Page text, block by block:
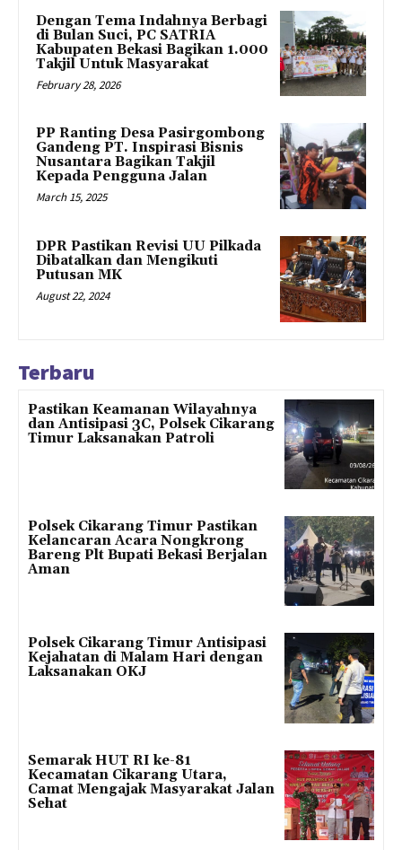
Dengan Tema Indahnya Berbagi
di Bulan Suci, PC SATRIA
Kabupaten Bekasi Bagikan 1.000
Takjil Untuk Masyarakat
February 28, 2026
PP Ranting Desa Pasirgombong
Gandeng PT. Inspirasi Bisnis
Nusantara Bagikan Takjil
Kepada Pengguna Jalan
March 15, 2025
DPR Pastikan Revisi UU Pilkada
Dibatalkan dan Mengikuti
Putusan MK
August 22, 2024
Terbaru
Pastikan Keamanan Wilayahnya
dan Antisipasi 3C, Polsek Cikarang
Timur Laksanakan Patroli
Polsek Cikarang Timur Pastikan
Kelancaran Acara Nongkrong
Bareng Plt Bupati Bekasi Berjalan
Aman
Polsek Cikarang Timur Antisipasi
Kejahatan di Malam Hari dengan
Laksanakan OKJ
Semarak HUT RI ke-81
Kecamatan Cikarang Utara,
Camat Mengajak Masyarakat Jalan
Sehat